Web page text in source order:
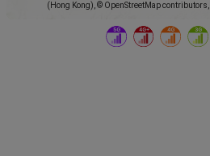
(Hong Kong), © OpenStreetMap